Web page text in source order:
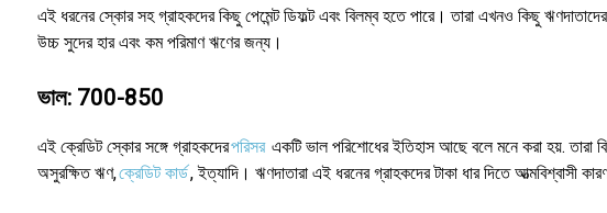
এই ধরনের স্কোর সহ গ্রাহকদের কিছু পেমেন্ট ডিফল্ট এবং বিলম্ব হতে পারে। তারা এখনও কিছু
উচ্চ সুদের হার এবং কম পরিমাণ ঋণের জন্য।
ভাল: 700-850
এই ক্রেডিট স্কোর সঙ্গে গ্রাহকদেরপরিসর একটি ভাল পরিশোধের ইতিহাস আছে বলে মনে করা হয়. তারা
অসুরক্ষিত ঋণ,ক্রেডিট কার্ড, ইত্যাদি। ঋণদাতারা এই ধরনের গ্রাহকদের টাকা ধার দিতে আত্মবিশ্বাসী